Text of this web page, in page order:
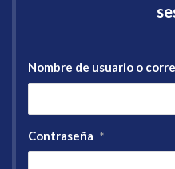
Nombre de usuario o
Contraseña *